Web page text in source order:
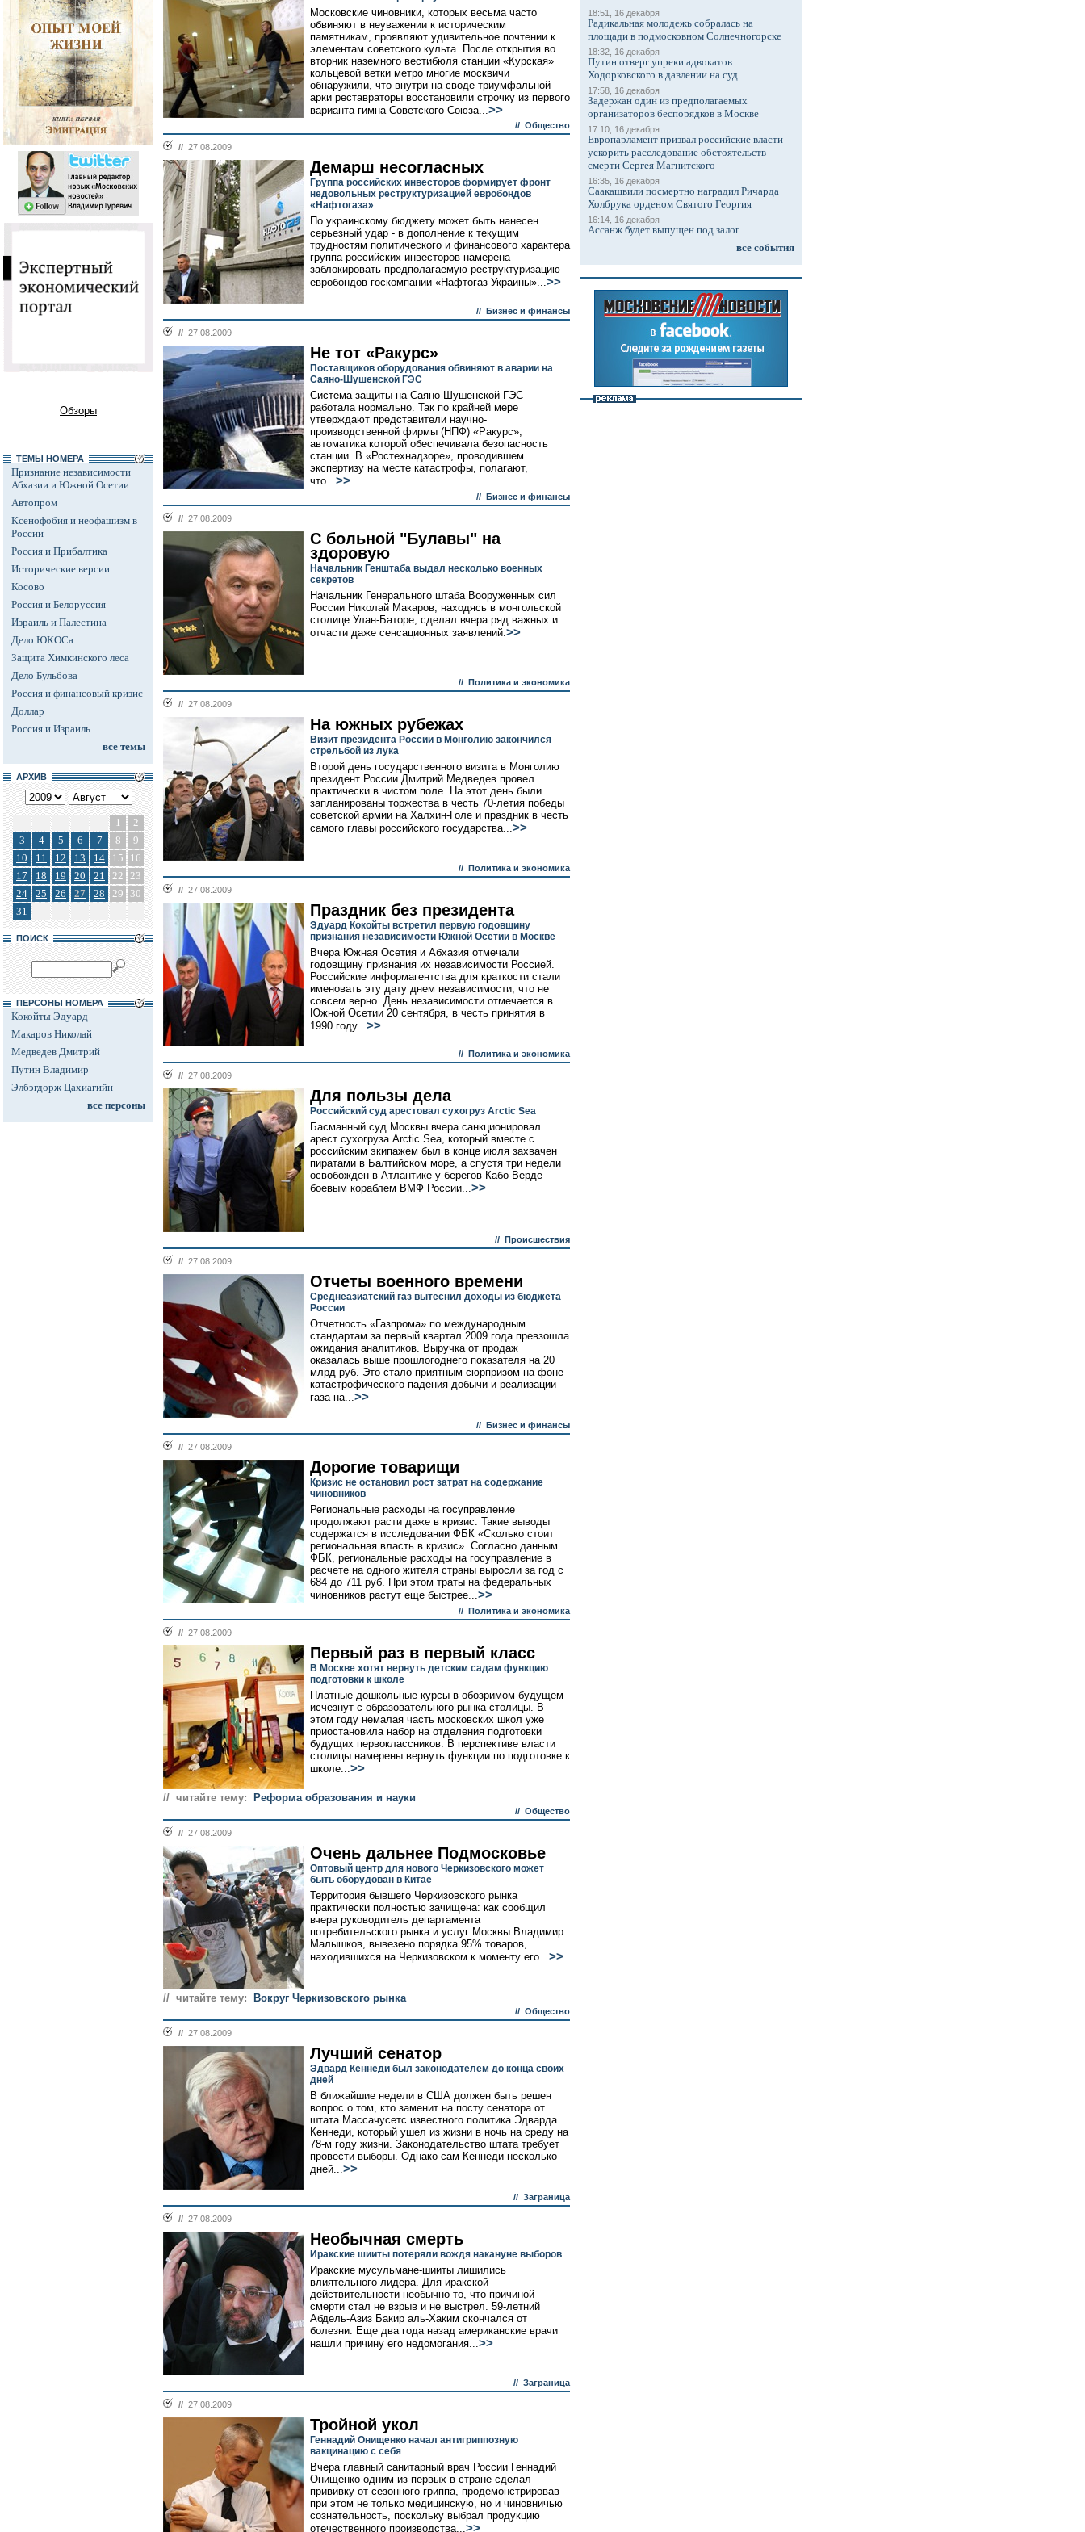
Обзоры
ТЕМЫ НОМЕРА
Признание независимости
Абхазии и Южной Осетии
Автопром
Ксенофобия и неофашизм в
России
Россия и Прибалтика
Исторические версии
Косово
Россия и Белоруссия
Израиль и Палестина
Дело ЮКОСа
Защита Химкинского леса
Дело Бульбова
Россия и финансовый кризис
Доллар
Россия и Израиль
все темы
АРХИВ
1
2
3
4 5 6 7 8
9
10
11 12 13 14 15
16
17
18 19 20 21 22 23
24
25 26 27 28 29
30
31
ПОИСК
ПЕРСОНЫ НОМЕРА
Кокойты Эдуард
Макаров Николай
Медведев Дмитрий
Путин Владимир
Элбэгдорж Цахиагийн
все персоны
Московские чиновники, которых весьма часто
обвиняют в неуважении к историческим
памятникам, проявляют удивительное почтении к
элементам советского культа. После открытия во
вторник наземного вестибюля станции «Курская»
кольцевой ветки метро многие москвичи
обнаружили, что внутри на своде триумфальной
арки реставраторы восстановили строчку из первого
варианта гимна Советского Союза...>>
// Общество
// 27.08.2009
Демарш несогласных
Группа российских инвесторов формирует фронт
недовольных реструктуризацией евробондов
«Нафтогаза»
По украинскому бюджету может быть нанесен
серьезный удар - в дополнение к текущим
трудностям политического и финансового характера
группа российских инвесторов намерена
заблокировать предполагаемую реструктуризацию
евробондов госкомпании «Нафтогаз Украины»...>>
// Бизнес и финансы
// 27.08.2009
Не тот «Ракурс»
Поставщиков оборудования обвиняют в аварии на
Саяно-Шушенской ГЭС
Система защиты на Саяно-Шушенской ГЭС
работала нормально. Так по крайней мере
утверждают представители научно-
производственной фирмы (НПФ) «Ракурс»,
автоматика которой обеспечивала безопасность
станции. В «Ростехнадзоре», проводившем
экспертизу на месте катастрофы, полагают,
что...>>
// Бизнес и финансы
// 27.08.2009
С больной "Булавы" на
здоровую
Начальник Генштаба выдал несколько военных
секретов
Начальник Генерального штаба Вооруженных сил
России Николай Макаров, находясь в монгольской
столице Улан-Баторе, сделал вчера ряд важных и
отчасти даже сенсационных заявлений.>>
// Политика и экономика
// 27.08.2009
На южных рубежах
Визит президента России в Монголию закончился
стрельбой из лука
Второй день государственного визита в Монголию
президент России Дмитрий Медведев провел
практически в чистом поле. На этот день были
запланированы торжества в честь 70-летия победы
советской армии на Халхин-Голе и праздник в честь
самого главы российского государства...>>
// Политика и экономика
// 27.08.2009
Праздник без президента
Эдуард Кокойты встретил первую годовщину
признания независимости Южной Осетии в Москве
Вчера Южная Осетия и Абхазия отмечали
годовщину признания их независимости Россией.
Российские информагентства для краткости стали
именовать эту дату днем независимости, что не
совсем верно. День независимости отмечается в
Южной Осетии 20 сентября, в честь принятия в
1990 году...>>
// Политика и экономика
// 27.08.2009
Для пользы дела
Российский суд арестовал сухогруз Arctic Sea
Басманный суд Москвы вчера санкционировал
арест сухогруза Arctic Sea, который вместе с
российским экипажем был в конце июля захвачен
пиратами в Балтийском море, а спустя три недели
освобожден в Атлантике у берегов Кабо-Верде
боевым кораблем ВМФ России...>>
// Происшествия
// 27.08.2009
Отчеты военного времени
Среднеазиатский газ вытеснил доходы из бюджета
России
Отчетность «Газпрома» по международным
стандартам за первый квартал 2009 года превзошла
ожидания аналитиков. Выручка от продаж
оказалась выше прошлогоднего показателя на 20
млрд руб. Это стало приятным сюрпризом на фоне
катастрофического падения добычи и реализации
газа на...>>
// Бизнес и финансы
// 27.08.2009
Дорогие товарищи
Кризис не остановил рост затрат на содержание
чиновников
Региональные расходы на госуправление
продолжают расти даже в кризис. Такие выводы
содержатся в исследовании ФБК «Сколько стоит
региональная власть в кризис». Согласно данным
ФБК, региональные расходы на госуправление в
расчете на одного жителя страны выросли за год с
684 до 711 руб. При этом траты на федеральных
чиновников растут еще быстрее...>>
// Политика и экономика
// 27.08.2009
Первый раз в первый класс
В Москве хотят вернуть детским садам функцию
подготовки к школе
Платные дошкольные курсы в обозримом будущем
исчезнут с образовательного рынка столицы. В
этом году немалая часть московских школ уже
приостановила набор на отделения подготовки
будущих первоклассников. В перспективе власти
столицы намерены вернуть функции по подготовке к
школе...>>
// читайте тему: Реформа образования и науки
// Общество
// 27.08.2009
Очень дальнее Подмосковье
Оптовый центр для нового Черкизовского может
быть оборудован в Китае
Территория бывшего Черкизовского рынка
практически полностью зачищена: как сообщил
вчера руководитель департамента
потребительского рынка и услуг Москвы Владимир
Малышков, вывезено порядка 95% товаров,
находившихся на Черкизовском к моменту его...>>
// читайте тему: Вокруг Черкизовского рынка
// Общество
// 27.08.2009
Лучший сенатор
Эдвард Кеннеди был законодателем до конца своих
дней
В ближайшие недели в США должен быть решен
вопрос о том, кто заменит на посту сенатора от
штата Массачусетс известного политика Эдварда
Кеннеди, который ушел из жизни в ночь на среду на
78-м году жизни. Законодательство штата требует
провести выборы. Однако сам Кеннеди несколько
дней...>>
// Заграница
// 27.08.2009
Необычная смерть
Иракские шииты потеряли вождя накануне выборов
Иракские мусульмане-шииты лишились
влиятельного лидера. Для иракской
действительности необычно то, что причиной
смерти стал не взрыв и не выстрел. 59-летний
Абдель-Азиз Бакир аль-Хаким скончался от
болезни. Еще два года назад американские врачи
нашли причину его недомогания...>>
// Заграница
// 27.08.2009
Тройной укол
Геннадий Онищенко начал антигриппозную
вакцинацию с себя
Вчера главный санитарный врач России Геннадий
Онищенко одним из первых в стране сделал
прививку от сезонного гриппа, продемонстрировав
при этом не только медицинскую, но и чиновничью
сознательность, поскольку выбрал продукцию
отечественного производства...>>
18:51, 16 декабря
Радикальная молодежь собралась на
площади в подмосковном Солнечногорске
18:32, 16 декабря
Путин отверг упреки адвокатов
Ходорковского в давлении на суд
17:58, 16 декабря
Задержан один из предполагаемых
организаторов беспорядков в Москве
17:10, 16 декабря
Европарламент призвал российские власти
ускорить расследование обстоятельств
смерти Сергея Магнитского
16:35, 16 декабря
Саакашвили посмертно наградил Ричарда
Холбрука орденом Святого Георгия
16:14, 16 декабря
Ассанж будет выпущен под залог
все события